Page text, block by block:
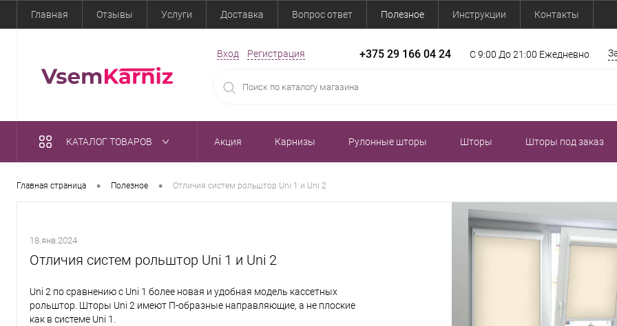
Главная Отзывы Услуги Доставка Вопрос ответ Полезное Инструкции Контакты
Вход Регистрация +375 29 166 04 24 С 9:00 До 21:00 Ежедневно
КАТАЛОГ ТОВАРОВ Акция Карнизы Рулонные шторы Шторы Шторы под заказ
Главная страница • Полезное • Отличия систем рольштор Uni 1 и Uni 2
18.янв.2024
Отличия систем рольштор Uni 1 и Uni 2
Uni 2 по сравнению с Uni 1 более новая и удобная модель кассетных
рольштор. Шторы Uni 2 имеют П-образные направляющие, а не плоские
как в системе Uni 1.